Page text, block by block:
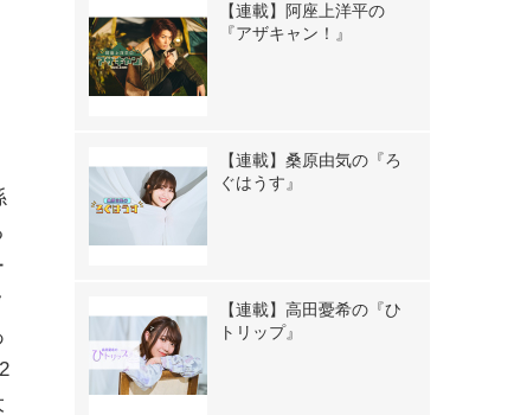
【連載】阿座上洋平の
『アザキャン！』
【連載】桑原由気の『ろ
ぐはうす』
【連載】高田憂希の『ひ
トリップ』